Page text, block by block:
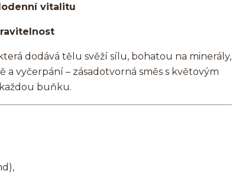
vitalitu
dodává tělu svěží sílu, bohatou na minerály,
vyčerpání – zásadotvorná směs s květovým
buňku.